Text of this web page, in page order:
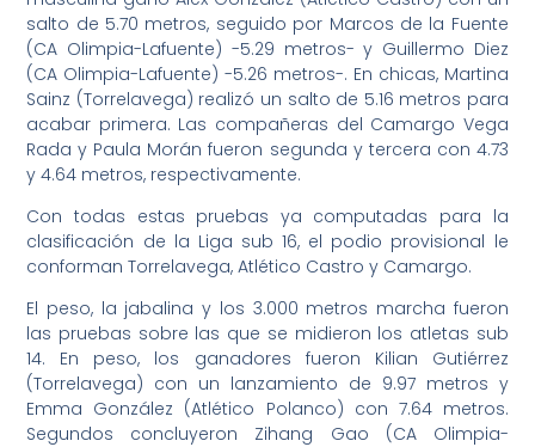
salto de 5.70 metros, seguido por Marcos de la Fuente
(CA Olimpia-Lafuente) -5.29 metros- y Guillermo Diez
(CA Olimpia-Lafuente) -5.26 metros-. En chicas, Martina
Sainz (Torrelavega) realizó un salto de 5.16 metros para
acabar primera. Las compañeras del Camargo Vega
Rada y Paula Morán fueron segunda y tercera con 4.73
y 4.64 metros, respectivamente.
Con todas estas pruebas ya computadas para la
clasificación de la Liga sub 16, el podio provisional le
conforman Torrelavega, Atlético Castro y Camargo.
El peso, la jabalina y los 3.000 metros marcha fueron
las pruebas sobre las que se midieron los atletas sub
14. En peso, los ganadores fueron Kilian Gutiérrez
(Torrelavega) con un lanzamiento de 9.97 metros y
Emma González (Atlético Polanco) con 7.64 metros.
Segundos concluyeron Zihang Gao (CA Olimpia-